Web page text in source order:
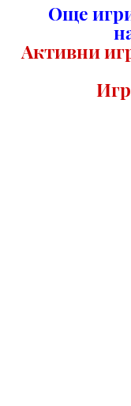
Още
Активни